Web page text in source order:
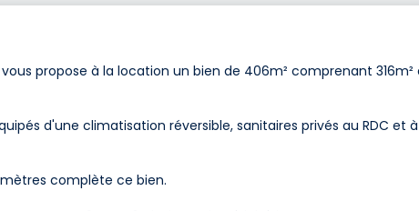
propose à la location un bien de 406m² comprenant 316m²
d'une climatisation réversible, sanitaires privés au RDC et à
complète ce bien.